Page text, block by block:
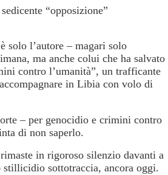
“opposizione”
solo l’autore – magari solo
ma anche colui che ha salvato
contro l’umanità”, un trafficante
in Libia con volo di
– per genocidio e crimini contro
di non saperlo.
in rigoroso silenzio davanti a
sottotraccia, ancora oggi.